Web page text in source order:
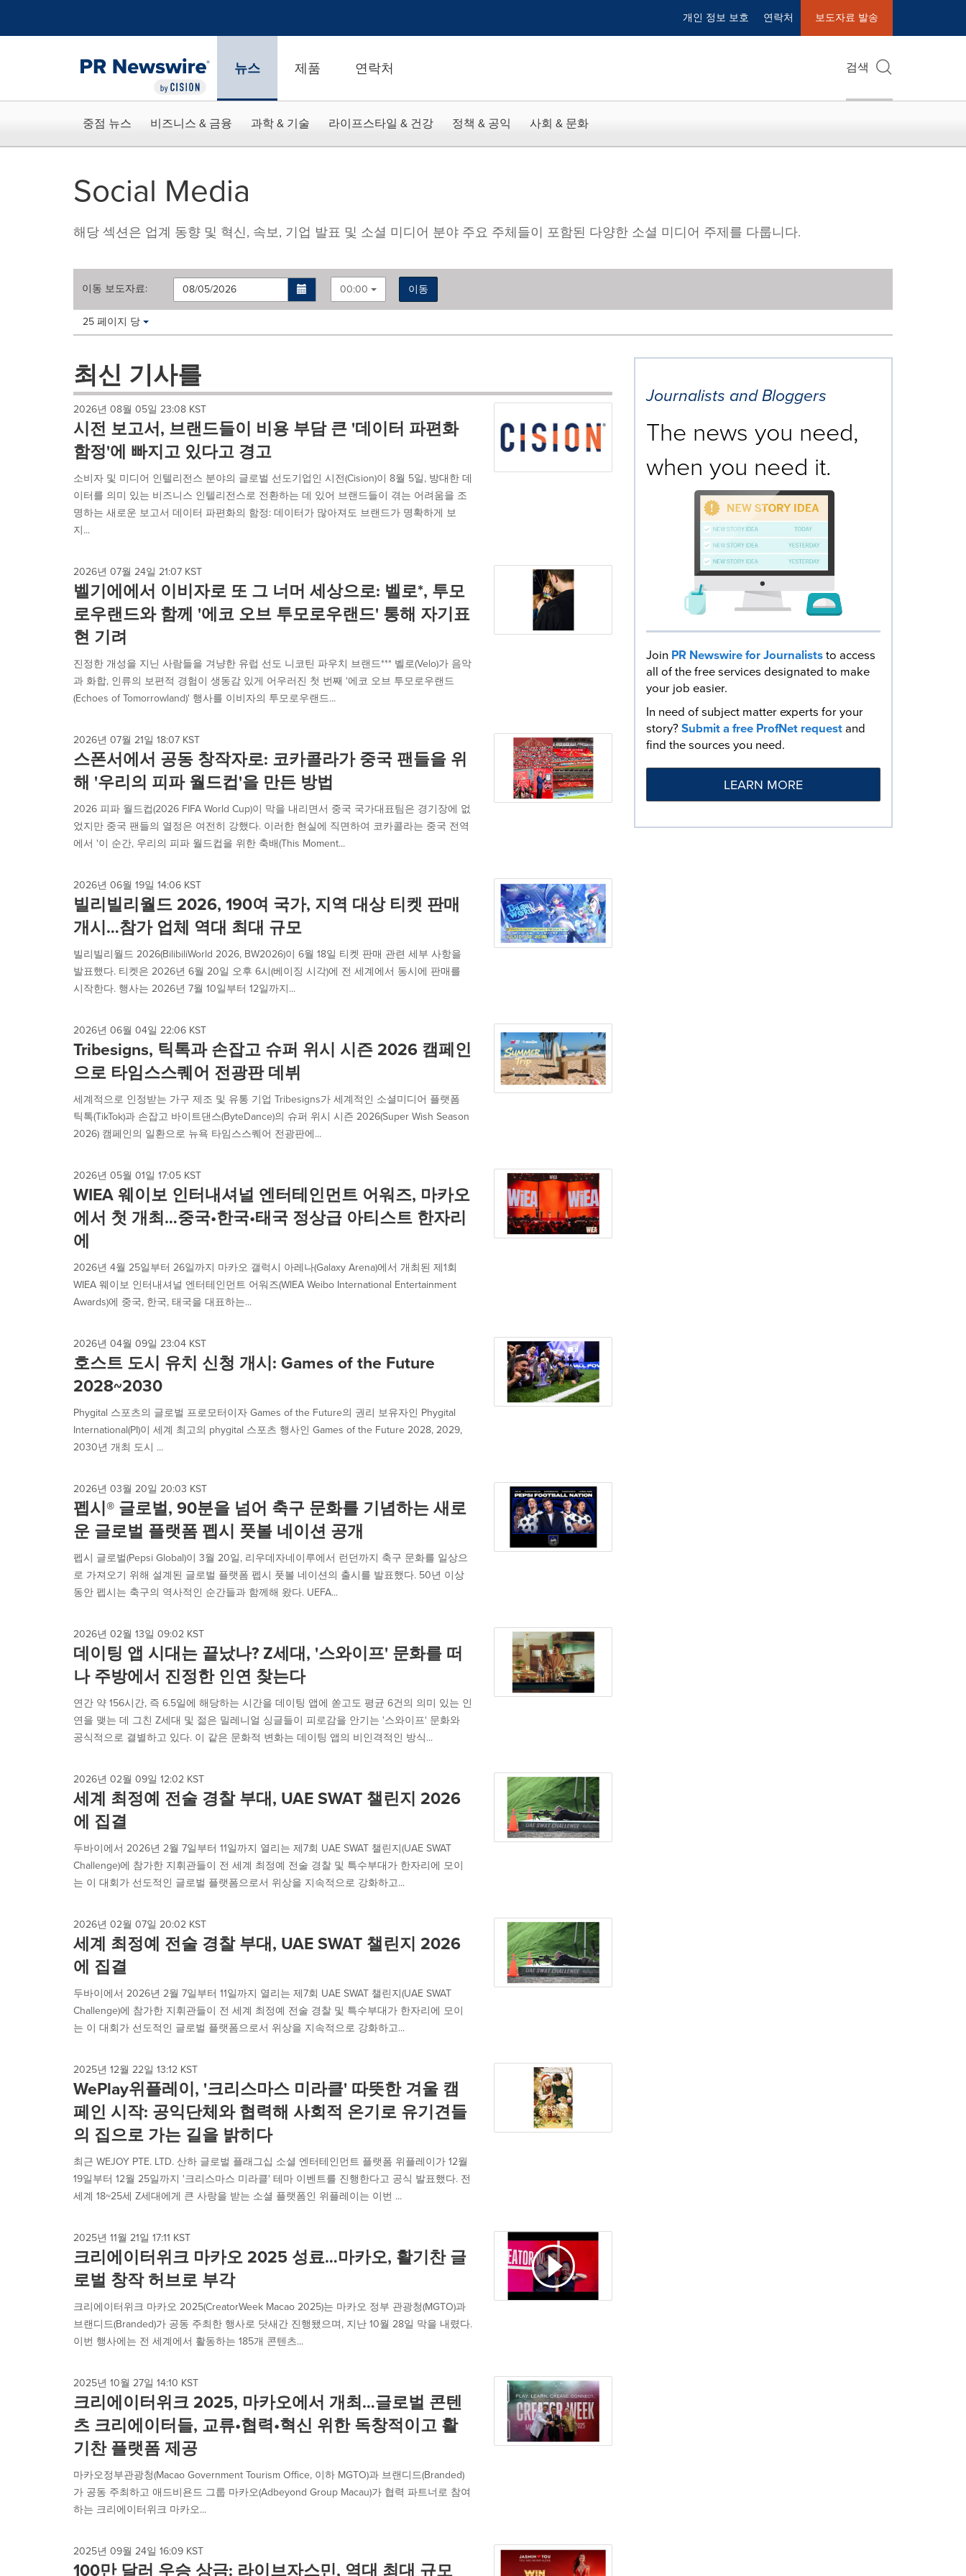
개인 정보 보호 연락처 보도자료 발송
뉴스 제품 연락처 검색
중점 뉴스 비즈니스 & 금융 과학 & 기술 라이프스타일 & 건강 정책 & 공익 사회 & 문화
Social Media
해당 섹션은 업계 동향 및 혁신, 속보, 기업 발표 및 소셜 미디어 분야 주요 주체들이 포함된 다양한 소셜 미디어 주제를 다룹니다.
이동 보도자료: 00:00
이동
Making
these
dropdown
cause
content
on
this
page
change.
News
listings
as
each
option
is
selected.
Items per page:
25 페이지 당
최신 기사를
2026년 08월 05일 23:08 KST
시전 보고서, 브랜드들이 비용 부담 큰 '데이터 파편화
함정'에 빠지고 있다고 경고
소비자 및 미디어 인텔리전스 분야의 글로벌 선도기업인 시전(Cision)이 8월 5일, 방대한 데
이터를 의미 있는 비즈니스 인텔리전스로 전환하는 데 있어 브랜드들이 겪는 어려움을 조
명하는 새로운 보고서 데이터 파편화의 함정: 데이터가 많아져도 브랜드가 명확하게 보
지...
2026년 07월 24일 21:07 KST
벨기에에서 이비자로 또 그 너머 세상으로: 벨로*, 투모
로우랜드와 함께 '에코 오브 투모로우랜드' 통해 자기표
현 기려
진정한 개성을 지닌 사람들을 겨냥한 유럽 선도 니코틴 파우치 브랜드*** 벨로(Velo)가 음악
과 화합, 인류의 보편적 경험이 생동감 있게 어우러진 첫 번째 '에코 오브 투모로우랜드
(Echoes of Tomorrowland)' 행사를 이비자의 투모로우랜드...
2026년 07월 21일 18:07 KST
스폰서에서 공동 창작자로: 코카콜라가 중국 팬들을 위
해 '우리의 피파 월드컵'을 만든 방법
2026 피파 월드컵(2026 FIFA World Cup)이 막을 내리면서 중국 국가대표팀은 경기장에 없
었지만 중국 팬들의 열정은 여전히 강했다. 이러한 현실에 직면하여 코카콜라는 중국 전역
에서 '이 순간, 우리의 피파 월드컵을 위한 축배(This Moment...
2026년 06월 19일 14:06 KST
빌리빌리월드 2026, 190여 국가, 지역 대상 티켓 판매
개시…참가 업체 역대 최대 규모
빌리빌리월드 2026(BilibiliWorld 2026, BW2026)이 6월 18일 티켓 판매 관련 세부 사항을
발표했다. 티켓은 2026년 6월 20일 오후 6시(베이징 시각)에 전 세계에서 동시에 판매를
시작한다. 행사는 2026년 7월 10일부터 12일까지...
2026년 06월 04일 22:06 KST
Tribesigns, 틱톡과 손잡고 슈퍼 위시 시즌 2026 캠페인
으로 타임스스퀘어 전광판 데뷔
세계적으로 인정받는 가구 제조 및 유통 기업 Tribesigns가 세계적인 소셜미디어 플랫폼
틱톡(TikTok)과 손잡고 바이트댄스(ByteDance)의 슈퍼 위시 시즌 2026(Super Wish Season
2026) 캠페인의 일환으로 뉴욕 타임스스퀘어 전광판에...
2026년 05월 01일 17:05 KST
WIEA 웨이보 인터내셔널 엔터테인먼트 어워즈, 마카오
에서 첫 개최…중국•한국•태국 정상급 아티스트 한자리
에
2026년 4월 25일부터 26일까지 마카오 갤럭시 아레나(Galaxy Arena)에서 개최된 제1회
WIEA 웨이보 인터내셔널 엔터테인먼트 어워즈(WIEA Weibo International Entertainment
Awards)에 중국, 한국, 태국을 대표하는...
2026년 04월 09일 23:04 KST
호스트 도시 유치 신청 개시: Games of the Future
2028~2030
Phygital 스포츠의 글로벌 프로모터이자 Games of the Future의 권리 보유자인 Phygital
International(PI)이 세계 최고의 phygital 스포츠 행사인 Games of the Future 2028, 2029,
2030년 개최 도시 ...
2026년 03월 20일 20:03 KST
펩시® 글로벌, 90분을 넘어 축구 문화를 기념하는 새로
운 글로벌 플랫폼 펩시 풋볼 네이션 공개
펩시 글로벌(Pepsi Global)이 3월 20일, 리우데자네이루에서 런던까지 축구 문화를 일상으
로 가져오기 위해 설계된 글로벌 플랫폼 펩시 풋볼 네이션의 출시를 발표했다. 50년 이상
동안 펩시는 축구의 역사적인 순간들과 함께해 왔다. UEFA...
2026년 02월 13일 09:02 KST
데이팅 앱 시대는 끝났나? Z세대, '스와이프' 문화를 떠
나 주방에서 진정한 인연 찾는다
연간 약 156시간, 즉 6.5일에 해당하는 시간을 데이팅 앱에 쏟고도 평균 6건의 의미 있는 인
연을 맺는 데 그친 Z세대 및 젊은 밀레니얼 싱글들이 피로감을 안기는 '스와이프' 문화와
공식적으로 결별하고 있다. 이 같은 문화적 변화는 데이팅 앱의 비인격적인 방식...
2026년 02월 09일 12:02 KST
세계 최정예 전술 경찰 부대, UAE SWAT 챌린지 2026
에 집결
두바이에서 2026년 2월 7일부터 11일까지 열리는 제7회 UAE SWAT 챌린지(UAE SWAT
Challenge)에 참가한 지휘관들이 전 세계 최정예 전술 경찰 및 특수부대가 한자리에 모이
는 이 대회가 선도적인 글로벌 플랫폼으로서 위상을 지속적으로 강화하고...
2026년 02월 07일 20:02 KST
세계 최정예 전술 경찰 부대, UAE SWAT 챌린지 2026
에 집결
두바이에서 2026년 2월 7일부터 11일까지 열리는 제7회 UAE SWAT 챌린지(UAE SWAT
Challenge)에 참가한 지휘관들이 전 세계 최정예 전술 경찰 및 특수부대가 한자리에 모이
는 이 대회가 선도적인 글로벌 플랫폼으로서 위상을 지속적으로 강화하고...
2025년 12월 22일 13:12 KST
WePlay위플레이, '크리스마스 미라클' 따뜻한 겨울 캠
페인 시작: 공익단체와 협력해 사회적 온기로 유기견들
의 집으로 가는 길을 밝히다
최근 WEJOY PTE. LTD. 산하 글로벌 플래그십 소셜 엔터테인먼트 플랫폼 위플레이가 12월
19일부터 12월 25일까지 '크리스마스 미라클' 테마 이벤트를 진행한다고 공식 발표했다. 전
세계 18~25세 Z세대에게 큰 사랑을 받는 소셜 플랫폼인 위플레이는 이번 ...
2025년 11월 21일 17:11 KST
크리에이터위크 마카오 2025 성료…마카오, 활기찬 글
로벌 창작 허브로 부각
크리에이터위크 마카오 2025(CreatorWeek Macao 2025)는 마카오 정부 관광청(MGTO)과
브랜디드(Branded)가 공동 주최한 행사로 닷새간 진행됐으며, 지난 10월 28일 막을 내렸다.
이번 행사에는 전 세계에서 활동하는 185개 콘텐츠...
2025년 10월 27일 14:10 KST
크리에이터위크 2025, 마카오에서 개최…글로벌 콘텐
츠 크리에이터들, 교류•협력•혁신 위한 독창적이고 활
기찬 플랫폼 제공
마카오정부관광청(Macao Government Tourism Office, 이하 MGTO)과 브랜디드(Branded)
가 공동 주최하고 애드비욘드 그룹 마카오(Adbeyond Group Macau)가 협력 파트너로 참여
하는 크리에이터위크 마카오...
2025년 09월 24일 16:09 KST
100만 달러 우승 상금: 라이브자스민, 역대 최대 규모
Journalists and Bloggers
The news you need,
when you need it.
Join PR Newswire for Journaliststo access
all of the free services designated to make
your job easier.
In need of subject matter experts for your
story?Submit a free ProfNet requestand
find the sources you need.
LEARN MORE